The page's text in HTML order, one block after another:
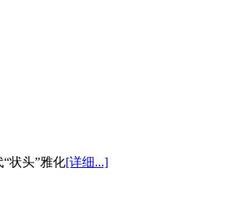
状头”雅化[详细...]